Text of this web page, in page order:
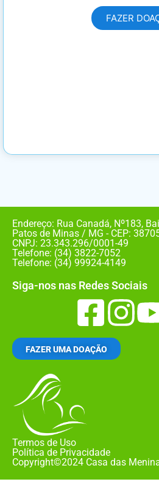
FAZER
Endereço: Rua Canadá, Nº183,
Patos de Minas / MG - CEP:
CNPJ: 23.343.296/0001-49
Telefone: (34) 3822-7052
Telefone: (34) 99924-4149
Siga-nos nas Redes Sociais
FAZER UMA DOAÇÃO
Termos de Uso
Política de Privacidade
Copyright©2024 Casa das